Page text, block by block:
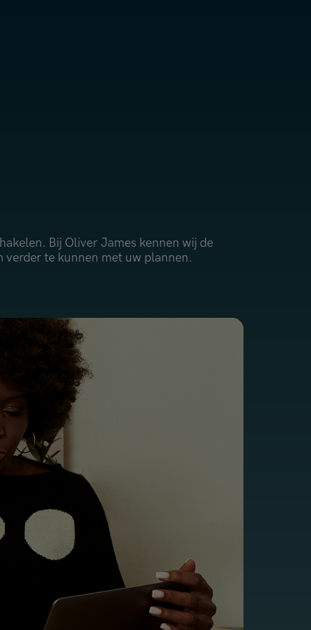
Bij Oliver James kennen wij de
verder te kunnen met uw plannen.